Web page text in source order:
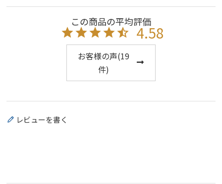
4.58
お客様の声(19
件)
レビューを書く